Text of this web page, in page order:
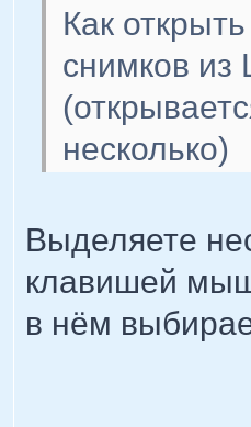
Как
снимков из
несколько)
Выделяете
клавишей
в нём